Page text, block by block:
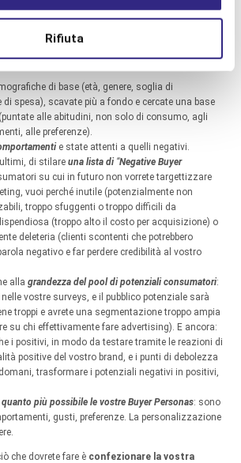
Rifiuta
con leBuyer Personas, ricordatevi:
, consumatori già attivi, e non solo “ideali”
vorreste avere, ma che alla fine potrebbero non
di base (età, genere, soglia di
di spesa), scavate più a fondo e cercate una base
alle abitudini, non solo di consumo, agli
alle preferenze).
e state attenti a quelli negativi.
di stilare una lista di “Negative Buyer
su cui in futuro non vorrete targettizzare
vuoi perché inutile (potenzialmente non
troppo sfuggenti o troppo difficili da
(troppo alto il costo per acquisizione) o
deleteria (clienti scontenti che potrebbero
negativo e far perdere credibilità al vostro
alla grandezza del pool di potenziali consumatori:
vostre surveys, e il pubblico potenziale sarà
troppi e avrete una segmentazione troppo ampia
su chi effettivamente fare advertising). E ancora:
i positivi, in modo da testare tramite le reazioni di
positive del vostro brand, e i punti di debolezza
trasformare i potenziali negativi in positivi,
più possibile le vostre Buyer Personas: sono
gusti, preferenze. La personalizzazione
che dovrete fare è confezionare la vostra